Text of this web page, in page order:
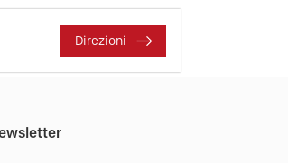
Direzioni